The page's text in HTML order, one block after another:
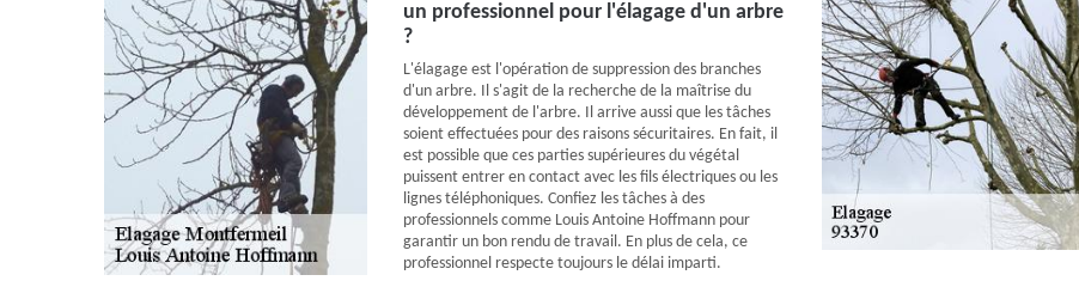
un professionnel pour l'élagage d'un arbre
?
L'élagage est l'opération de suppression des branches
d'un arbre. Il s'agit de la recherche de la maîtrise du
développement de l'arbre. Il arrive aussi que les tâches
soient effectuées pour des raisons sécuritaires. En fait, il
est possible que ces parties supérieures du végétal
puissent entrer en contact avec les fils électriques ou les
lignes téléphoniques. Confiez les tâches à des
professionnels comme Louis Antoine Hoffmann pour
garantir un bon rendu de travail. En plus de cela, ce
professionnel respecte toujours le délai imparti.